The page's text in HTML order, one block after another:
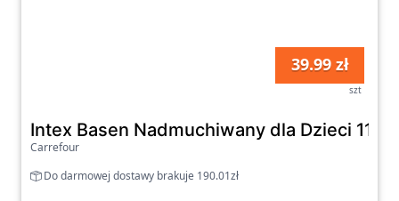
39.99 zł
szt
Intex Basen Nadmuchiwany dla Dzieci
Carrefour
Do darmowej dostawy brakuje 190.01zł